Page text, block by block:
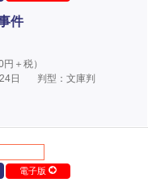
件
円＋税）
日
判型：文庫判
電子版